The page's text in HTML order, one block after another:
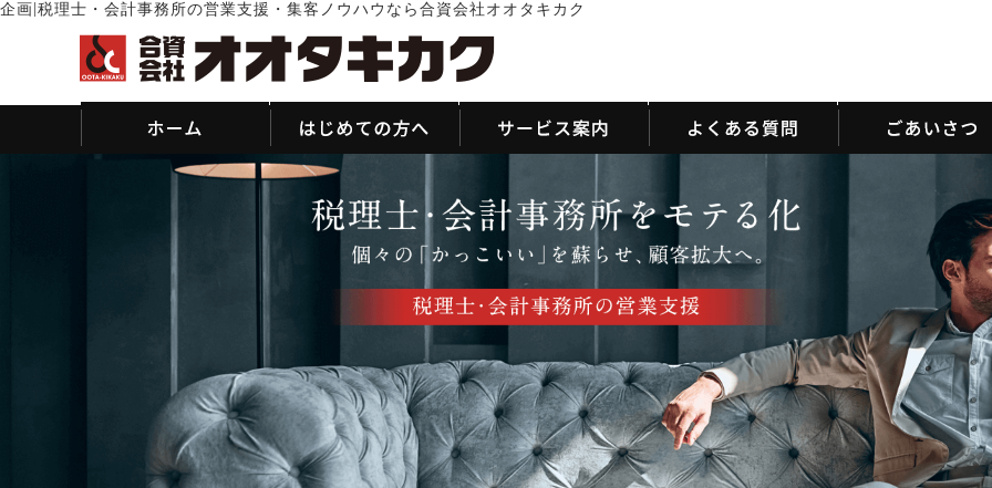
企画 税理士・会計事務所の営業支援・集客ノウハウなら合資会社オオタキカク